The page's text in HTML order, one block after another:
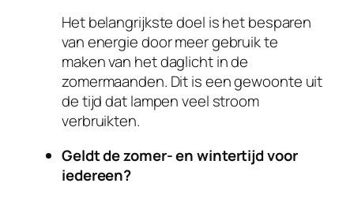
Het belangrijkste doel is het besparen
van energie door meer gebruik te
maken van het daglicht in de
zomermaanden. Dit is een gewoonte uit
de tijd dat lampen veel stroom
verbruikten.
Geldt de zomer- en wintertijd voor
iedereen?